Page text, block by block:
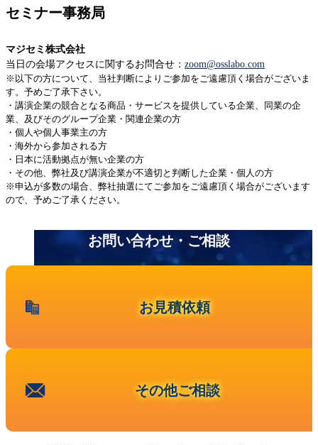
セミナー事務局
マジセミ株式会社
当日の会場アクセスに関するお問合せ： zoom@osslabo.com
※以下の方について、当社判断によりご参加をご遠慮頂く場合がございま
す。予めご了承下さい。
・講演企業の競合となる商品・サービスを提供している企業、同業の企
業、及びそのグループ企業・関連企業の方
・個人や個人事業主の方
・海外から参加される方
・日本に活動拠点が無い企業の方
・その他、弊社及び講演企業が不適切と判断した企業・個人の方
※申込が多数の場合、弊社抽選にてご参加をご遠慮頂く場合がございます
ので、予めご了承ください。
お問い合わせ・ご相談
お見積依頼
その他ご相談